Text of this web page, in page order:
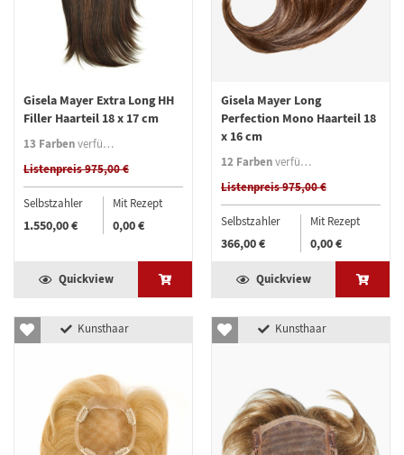
Gisela Mayer Extra Long HH
Filler Haarteil 18 x 17 cm
13 Farbenverfügbar
Listenpreis 975,00 €
Selbstzahler
1.550,00 €
Mit Rezept
0,00 €
Quickview
Gisela Mayer Long
Perfection Mono Haarteil 18
x 16 cm
12 Farbenverfügbar
Listenpreis 975,00 €
Selbstzahler
366,00 €
Mit Rezept
0,00 €
Quickview
Kunsthaar Kunsthaar